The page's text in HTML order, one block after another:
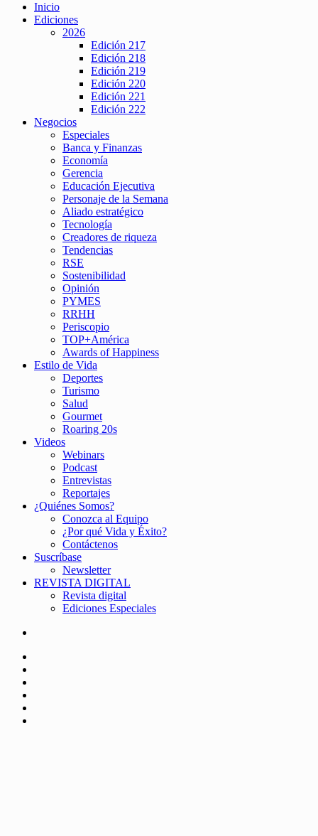
Inicio
Ediciones
2026
Edición 217
Edición 218
Edición 219
Edición 220
Edición 221
Edición 222
Negocios
Especiales
Banca y Finanzas
Economía
Gerencia
Educación Ejecutiva
Personaje de la Semana
Aliado estratégico
Tecnología
Creadores de riqueza
Tendencias
RSE
Sostenibilidad
Opinión
PYMES
RRHH
Periscopio
TOP+América
Awards of Happiness
Estilo de Vida
Deportes
Turismo
Salud
Gourmet
Roaring 20s
Videos
Webinars
Podcast
Entrevistas
Reportajes
¿Quiénes Somos?
Conozca al Equipo
¿Por qué Vida y Éxito?
Contáctenos
Suscríbase
Newsletter
REVISTA DIGITAL
Revista digital
Ediciones Especiales